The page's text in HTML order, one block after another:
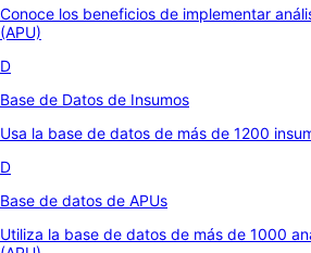
Conoce los beneficios de implementar
(APU)
D
Base de Datos de Insumos
Usa la base de datos de más de 1200
D
Base de datos de APUs
Utiliza la base de datos de más de 1000